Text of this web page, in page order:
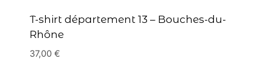
T-shirt département 13 – Bouches-du-
Rhône
37,00 €